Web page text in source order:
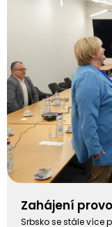
Zahájení
Srbsko se stále více